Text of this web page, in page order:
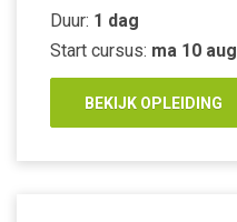
Duur: 1 dag
Start cursus: ma 10 aug
BEKIJK OPLEIDING